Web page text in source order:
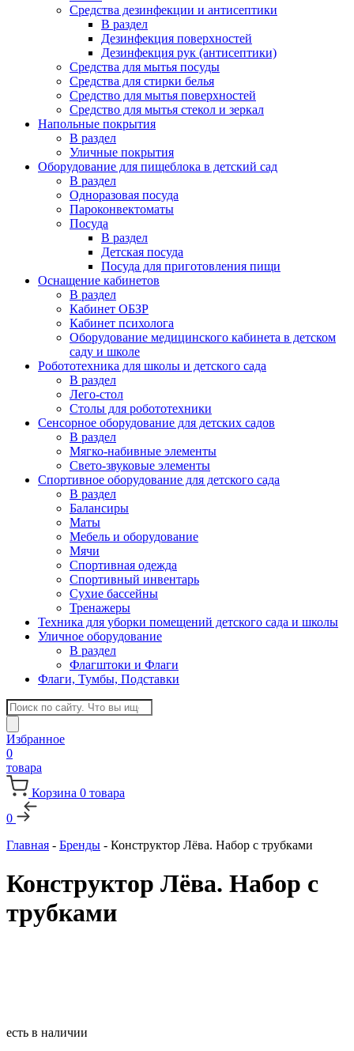
Средства дезинфекции и антисептики
В раздел
Дезинфекция поверхностей
Дезинфекция рук (антисептики)
Средства для мытья посуды
Средства для стирки белья
Средство для мытья поверхностей
Средство для мытья стекол и зеркал
Напольные покрытия
В раздел
Уличные покрытия
Оборудование для пищеблока в детский сад
В раздел
Одноразовая посуда
Пароконвектоматы
Посуда
В раздел
Детская посуда
Посуда для приготовления пищи
Оснащение кабинетов
В раздел
Кабинет ОБЗР
Кабинет психолога
Оборудование медицинского кабинета в детском
саду и школе
Робототехника для школы и детского сада
В раздел
Лего-стол
Столы для робототехники
Сенсорное оборудование для детских садов
В раздел
Мягко-набивные элементы
Свето-звуковые элементы
Спортивное оборудование для детского сада
В раздел
Балансиры
Маты
Мебель и оборудование
Мячи
Спортивная одежда
Спортивный инвентарь
Сухие бассейны
Тренажеры
Техника для уборки помещений детского сада и школы
Уличное оборудование
В раздел
Флагштоки и Флаги
Флаги, Тумбы, Подставки
Поиск
товаров
Избранное
0
товара
Корзина 0 товара
0
Главная - Бренды - Конструктор Лёва. Набор с трубками
Конструктор Лёва. Набор с
трубками
есть в наличии